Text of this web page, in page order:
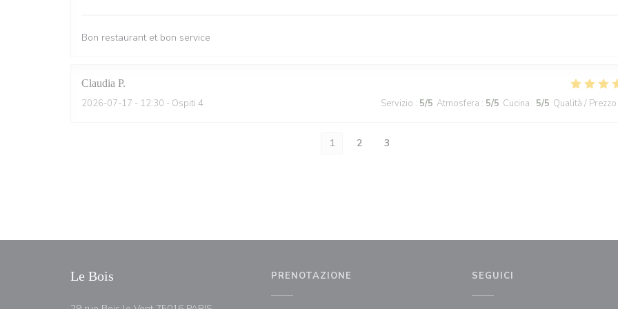
Bon restaurant et bon service
Claudia P
2026-07-17 - 12:30 - Ospiti 4 Servizio : 5/5 Atmosfera : 5/5 Cucina : 5/5 Qualità / Prezzo
1 2 3
Le Bois PRENOTAZIONE SEGUICI